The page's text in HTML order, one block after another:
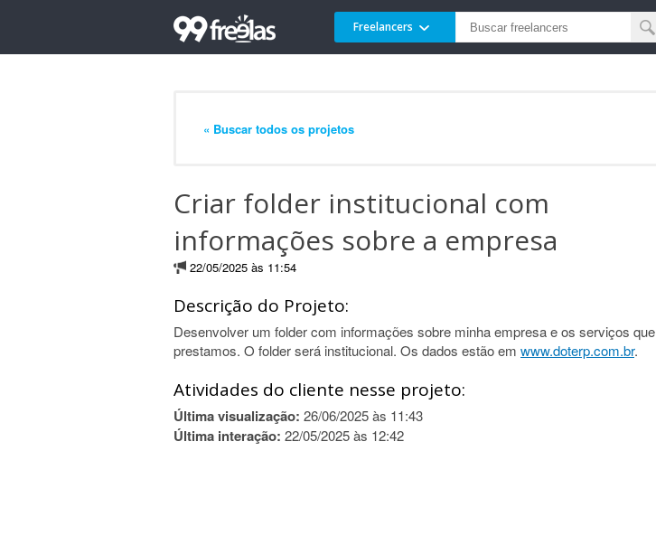
Freelancers
« Buscar todos os projetos
Criar folder institucional com
informações sobre a empresa
22/05/2025 às 11:54
Descrição do Projeto:
Desenvolver um folder com informações sobre minha empresa e os serviços que
prestamos. O folder será institucional. Os dados estão em www.doterp.com.br.
Atividades do cliente nesse projeto:
Última visualização: 26/06/2025 às 11:43
Última interação: 22/05/2025 às 12:42